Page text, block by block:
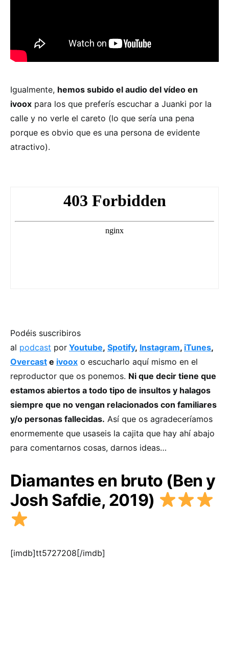
Igualmente, hemos subido el audio del vídeo en
ivoox para los que preferís escuchar a Juanki por la
calle y no verle el careto (lo que sería una pena
porque es obvio que es una persona de evidente
atractivo).
Podéis suscribiros
al podcast por Youtube, Spotify, Instagram, iTunes,
Overcast e ivoox o escucharlo aquí mismo en el
reproductor que os ponemos. Ni que decir tiene que
estamos abiertos a todo tipo de insultos y halagos
siempre que no vengan relacionados con familiares
y/o personas fallecidas. Así que os agradeceríamos
enormemente que usaseis la cajita que hay ahí abajo
para comentarnos cosas, darnos ideas…
Diamantes en bruto (Ben y
Josh Safdie, 2019)
[imdb]tt5727208[/imdb]